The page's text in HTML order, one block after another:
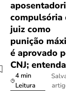
compulsória
juiz como
punição
é aprovado
CNJ; entenda
4 min
Leitura